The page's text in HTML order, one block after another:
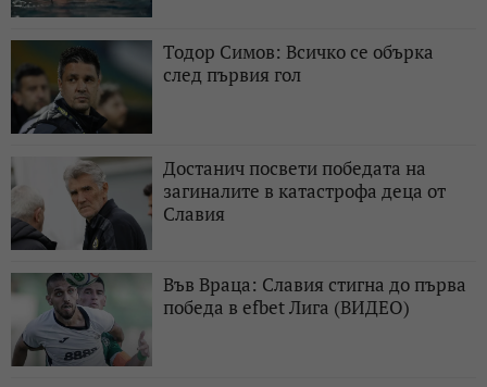
Тодор Симов: Всичко се обърка
след първия гол
Достанич посвети победата на
загиналите в катастрофа деца от
Славия
Във Враца: Славия стигна до първа
победа в efbet Лига (ВИДЕО)